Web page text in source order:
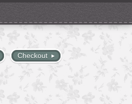
Checkout